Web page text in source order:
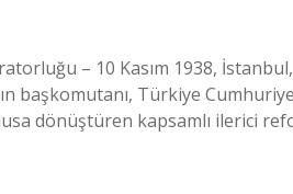
– 10 Kasım 1938,
başkomutanı, Türkiye
dönüştüren kapsamlı ilerici